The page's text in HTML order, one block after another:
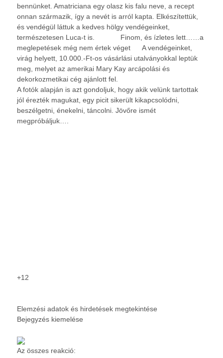
bennünket. Amatriciana egy olasz kis falu neve, a recept
onnan származik, így a nevét is arról kapta. Elkészítettük,
és vendégül láttuk a kedves hölgy vendégeinket,
természetesen Luca-t is.
Finom, és ízletes lett……a
meglepetések még nem értek véget
A vendégeinket,
virág helyett, 10.000.-Ft-os vásárlási utalványokkal leptük
meg, melyet az amerikai Mary Kay arcápolási és
dekorkozmetikai cég ajánlott fel.
A fotók alapján is azt gondoljuk, hogy akik velünk tartottak
jól érezték magukat, egy picit sikerült kikapcsolódni,
beszélgetni, énekelni, táncolni. Jövőre ismét
megpróbáljuk….
+12
Elemzési adatok és hirdetések megtekintése
Bejegyzés kiemelése
Az összes reakció: